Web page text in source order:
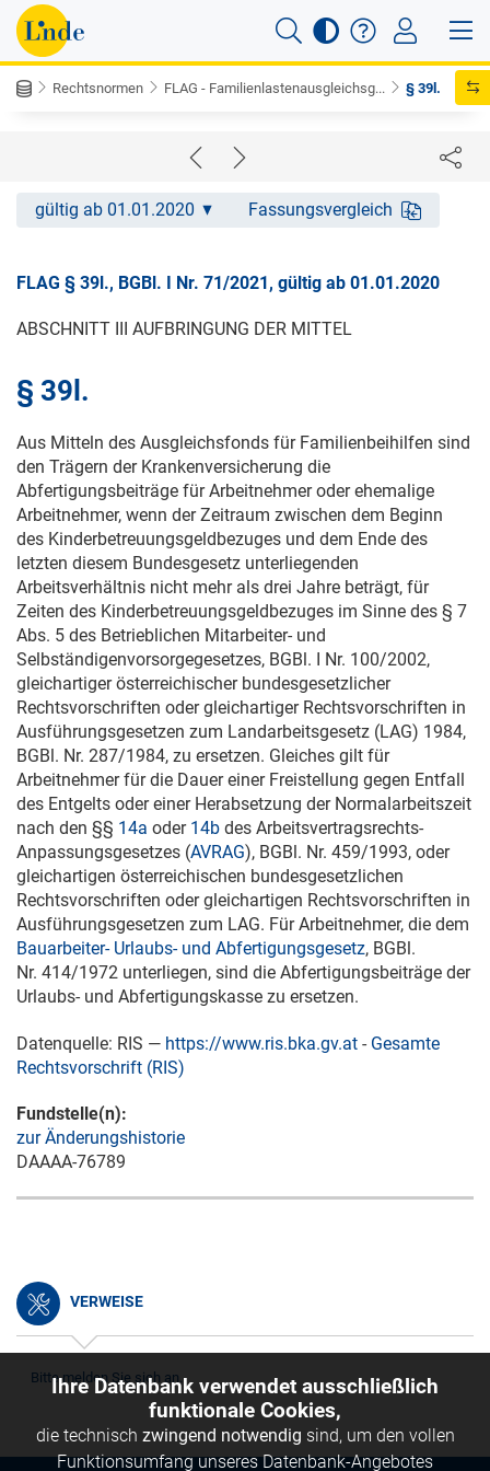
Rechtsnormen FLAG - Familienlastenausgleichsg... § 39l.
gültig ab 01.01.2020 Fassungsvergleich
FLAG § 39l., BGBl. I Nr. 71/2021, gültig ab 01.01.2020
ABSCHNITT III AUFBRINGUNG DER MITTEL
§ 39l.
Aus Mitteln des Ausgleichsfonds für Familienbeihilfen sind
den Trägern der Krankenversicherung die
Abfertigungsbeiträge für Arbeitnehmer oder ehemalige
Arbeitnehmer, wenn der Zeitraum zwischen dem Beginn
des Kinderbetreuungsgeldbezuges und dem Ende des
letzten diesem Bundesgesetz unterliegenden
Arbeitsverhältnis nicht mehr als drei Jahre beträgt, für
Zeiten des Kinderbetreuungsgeldbezuges im Sinne des § 7
Abs. 5 des Betrieblichen Mitarbeiter- und
Selbständigenvorsorgegesetzes, BGBl. I Nr. 100/2002,
gleichartiger österreichischer bundesgesetzlicher
Rechtsvorschriften oder gleichartiger Rechtsvorschriften in
Ausführungsgesetzen zum Landarbeitsgesetz (LAG) 1984,
BGBl. Nr. 287/1984, zu ersetzen. Gleiches gilt für
Arbeitnehmer für die Dauer einer Freistellung gegen Entfall
des Entgelts oder einer Herabsetzung der Normalarbeitszeit
nach den §§ 14a oder 14b des Arbeitsvertragsrechts-
Anpassungsgesetzes (AVRAG), BGBl. Nr. 459/1993, oder
gleichartigen österreichischen bundesgesetzlichen
Rechtsvorschriften oder gleichartigen Rechtsvorschriften in
Ausführungsgesetzen zum LAG. Für Arbeitnehmer, die dem
Bauarbeiter- Urlaubs- und Abfertigungsgesetz, BGBl.
Nr. 414/1972 unterliegen, sind die Abfertigungsbeiträge der
Urlaubs- und Abfertigungskasse zu ersetzen.
Datenquelle: RIS — https://www.ris.bka.gv.at - Gesamte
Rechtsvorschrift (RIS)
Fundstelle(n):
zur Änderungshistorie
DAAAA-76789
VERWEISE
Bitte melden Sie sich an.
Ihre Datenbank verwendet ausschließlich
funktionale Cookies,
die technisch zwingend notwendig sind, um den vollen
Funktionsumfang unseres Datenbank-Angebotes